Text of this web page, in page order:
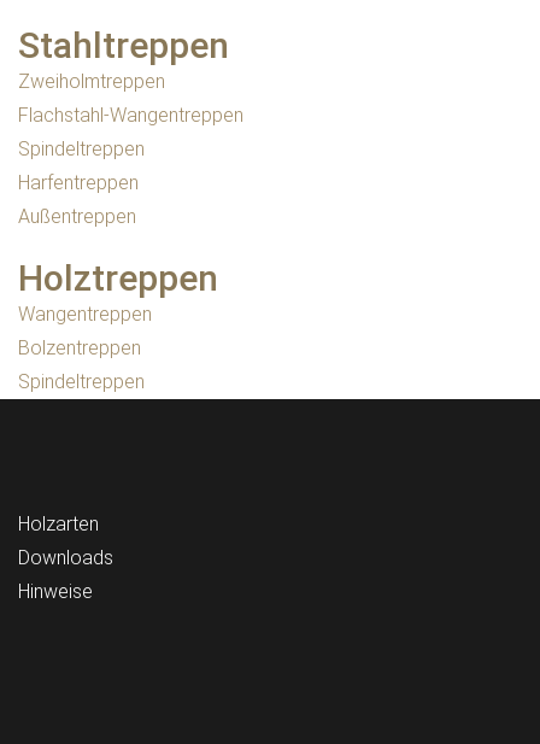
Stahltreppen
Zweiholmtreppen
Flachstahl-Wangentreppen
Spindeltreppen
Harfentreppen
Außentreppen
Holztreppen
Wangentreppen
Bolzentreppen
Spindeltreppen
Holzarten
Downloads
Hinweise